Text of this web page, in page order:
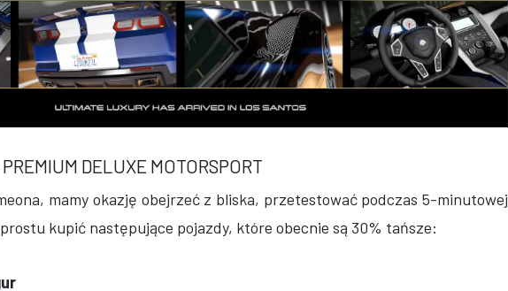
DELUXE MOTORSPORT
mamy okazję obejrzeć z bliska, przetestować podczas 5-minutowej
kupić następujące pojazdy, które obecnie są 30% tańsze: